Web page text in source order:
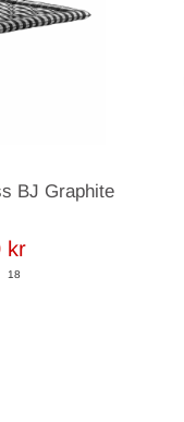
BJ Graphite
kr
18